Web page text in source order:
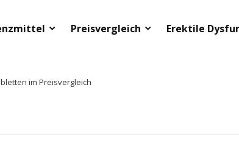
Preisvergleich Erektile
im Preisvergleich